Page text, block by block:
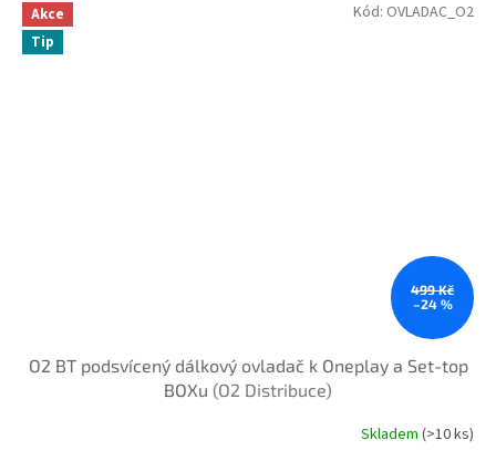
Akce
Tip
499 Kč
–24 %
O2 BT podsvícený dálkový ovladač k Oneplay a Set-top
BOXu (O2 Distribuce)
Skladem (>10 ks)
Kód: OVLADAC_O2